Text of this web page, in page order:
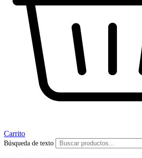
Carrito
Búsqueda de texto